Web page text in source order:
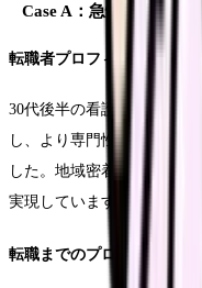
Case A：急性期病院へ
転職者プロフィール
30代後半の看護師Aさんは
し、より専門性の高い急性
した。地域密着型エージェ
実現しています。
転職までのプロセス